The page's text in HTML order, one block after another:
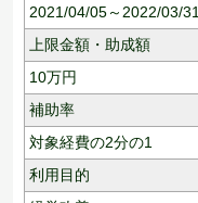
2021/04/05～2022/03/31
上限金額・助成額
10万円
補助率
対象経費の2分の1
利用目的